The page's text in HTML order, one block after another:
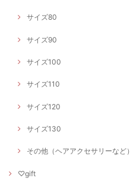
サイズ80
サイズ90
サイズ100
サイズ110
サイズ120
サイズ130
その他（ヘアアクセサリーなど）
♡gift